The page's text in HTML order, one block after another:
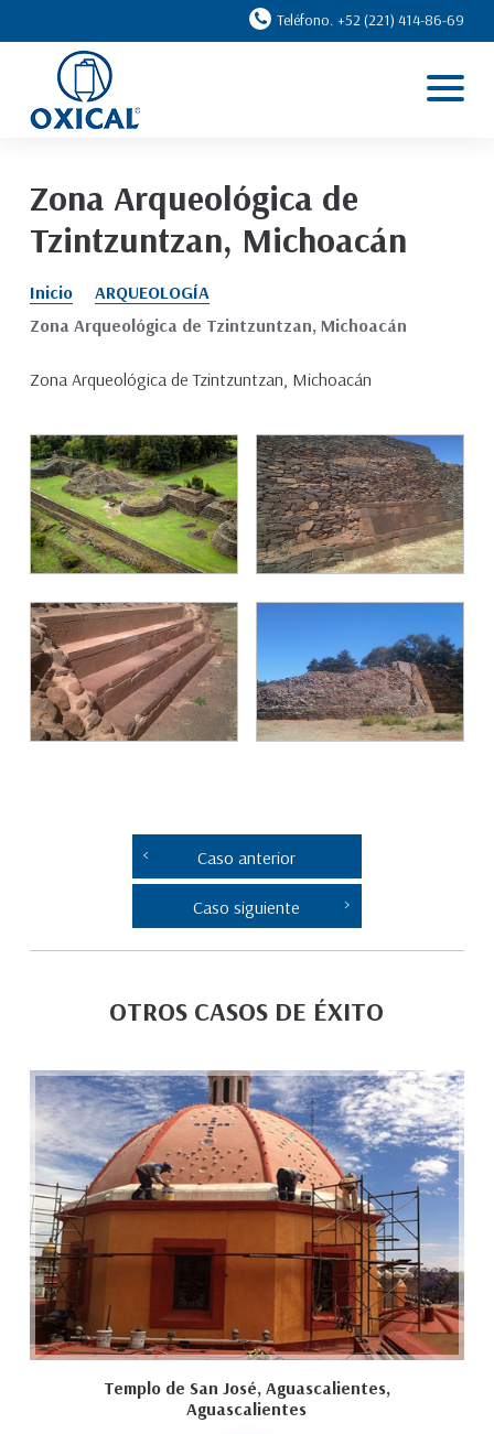
Teléfono. +52 (221) 414-86-69
Inicio
Ventajas
Nosotros
Zona Arqueológica de
Tzintzuntzan, Michoacán
Inicio
ARQUEOLOGÍA
Zona Arqueológica de Tzintzuntzan, Michoacán
Zona Arqueológica de Tzintzuntzan, Michoacán
Caso anterior
Caso siguiente
OTROS CASOS DE ÉXITO
Templo de San José, Aguascalientes,
Aguascalientes